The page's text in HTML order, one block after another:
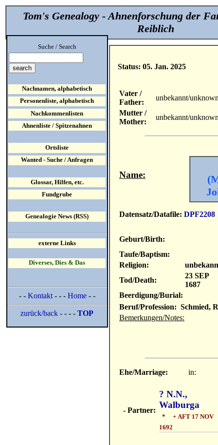
Tom's Genealogy - Ahnenforschung der
Reiblich
Status: 05. Jan. 2025
Vater /
Father:
unbekannt/
Mutter /
Mother:
unbekannt/
Name:
Datensatz/Datafile: DPF2208
Geburt/Birth:
Taufe/Baptism:
Religion:
Tod/Death:
23 SEP
1687
Beerdigung/Burial:
Beruf/Profession: Schmied,
Bemerkungen/Notes:
Ehe/Marriage: in:
- Partner:
? N.N.,
Walburga
* + AFT 17 NOV
1692
Suche / Search
Nachnamen, alphabetisch
Personenliste, alphabetisch
Nachkommenlisten
Ahnenliste / Spitzenahnen
Ortsliste
Wanted - Suche / Anfragen
Glossar, Hilfen, etc.
Fundgrube
Genealogie News (RSS)
externe Links
Diverses, Dies & Das
- - Kontakt- - - Home- -
zurück/back - - - -TOP